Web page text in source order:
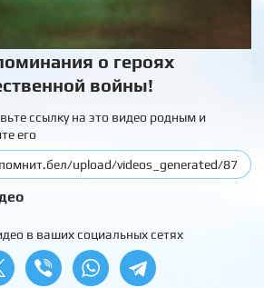
о героях
войны!
ссылку на это видео родным и
его
в ваших социальных сетях